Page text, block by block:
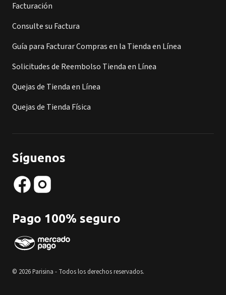
Facturación
Consulte su Factura
Guía para Facturar Compras en la Tienda en Línea
Solicitudes de Reembolso Tienda en Línea
Quejas de Tienda en Línea
Quejas de Tienda Física
Síguenos
Pago 100% seguro
© 2026 Parisina - Todos los derechos reservados.